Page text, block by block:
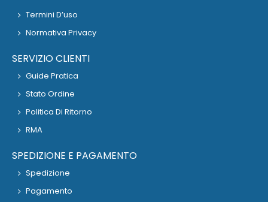
Termini D’uso
Normativa Privacy
SERVIZIO CLIENTI
Guide Pratica
Stato Ordine
Politica Di Ritorno
RMA
SPEDIZIONE E PAGAMENTO
Spedizione
Pagamento